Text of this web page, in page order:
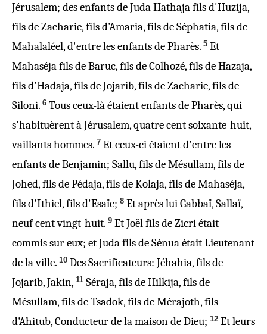
Jérusalem; des enfants de Juda Hathaja fils d'Huzija,
fils de Zacharie, fils d'Amaria, fils de Séphatia, fils de
Mahalaléel, d'entre les enfants de Pharès. 5 Et
Mahaséja fils de Baruc, fils de Colhozé, fils de Hazaja,
fils d'Hadaja, fils de Jojarib, fils de Zacharie, fils de
Siloni. 6 Tous ceux-là étaient enfants de Pharès, qui
s'habituèrent à Jérusalem, quatre cent soixante-huit,
vaillants hommes. 7 Et ceux-ci étaient d'entre les
enfants de Benjamin; Sallu, fils de Mésullam, fils de
Johed, fils de Pédaja, fils de Kolaja, fils de Mahaséja,
fils d'Ithiel, fils d'Esaïe; 8 Et après lui Gabbaï, Sallaï,
neuf cent vingt-huit. 9 Et Joël fils de Zicri était
commis sur eux; et Juda fils de Sénua était Lieutenant
de la ville. 10 Des Sacrificateurs: Jéhahia, fils de
Jojarib, Jakin, 11 Séraja, fils de Hilkija, fils de
Mésullam, fils de Tsadok, fils de Mérajoth, fils
d'Ahitub, Conducteur de la maison de Dieu; 12 Et leurs